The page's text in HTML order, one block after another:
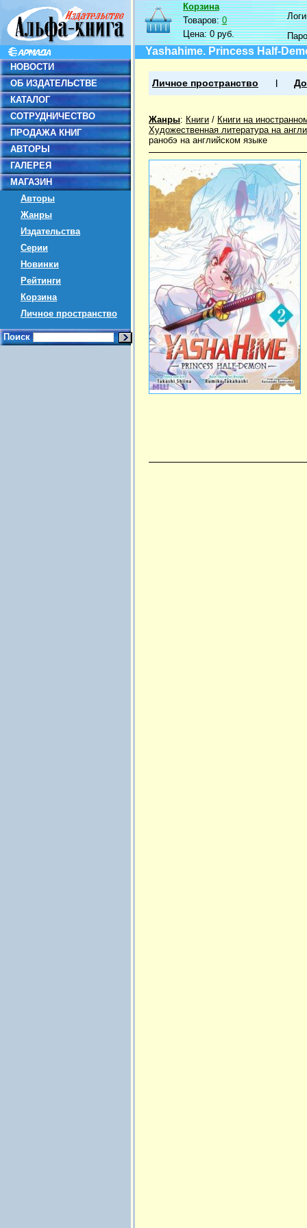
НОВОСТИ
ОБ ИЗДАТЕЛЬСТВЕ
КАТАЛОГ
СОТРУДНИЧЕСТВО
ПРОДАЖА КНИГ
АВТОРЫ
ГАЛЕРЕЯ
МАГАЗИН
Авторы
Жанры
Издательства
Серии
Новинки
Рейтинги
Корзина
Личное пространство
Поиск
Корзина
Товаров:0
Цена:0 руб.
Yashahime. Princess Half-
Личное пространство
Жанры: Книги / Книги на
Художественная литература на
ранобэ на английском языке